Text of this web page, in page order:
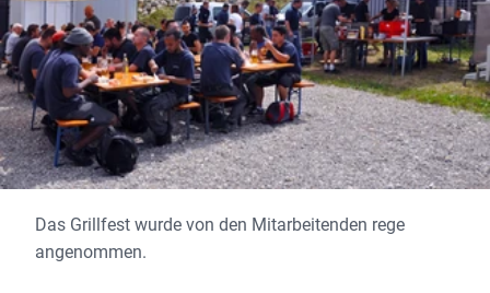
Das Grillfest wurde von den Mitarbeitenden rege
angenommen.